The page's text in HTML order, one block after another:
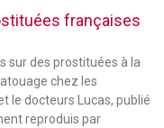
françaises
sur des prostituées à la
chez les
le docteurs Lucas, publié
reproduis par